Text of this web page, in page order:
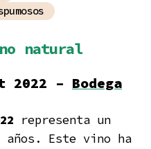
natural
2022 – Bodega
representa un
años. Este vino ha